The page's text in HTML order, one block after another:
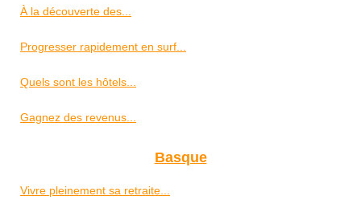
À la découverte des...
Progresser rapidement en surf...
Quels sont les hôtels...
Gagnez des revenus...
Basque
Vivre pleinement sa retraite...